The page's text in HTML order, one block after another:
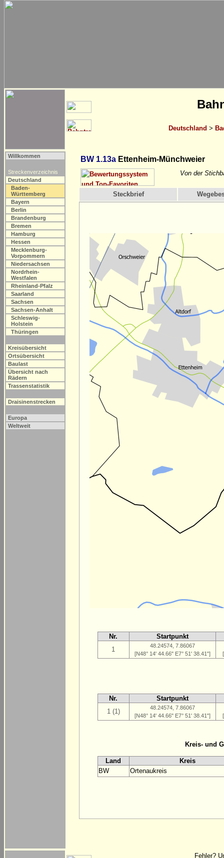
Deutschland >
Willkommen
Streckenverzeichnis
Deutschland
Baden-
Württemberg
Bayern
Berlin
Brandenburg
Bremen
Hamburg
Hessen
Mecklenburg-
Vorpommern
Niedersachsen
Nordrhein-
Westfalen
Rheinland-Pfalz
Saarland
Sachsen
Sachsen-Anhalt
Schleswig-
Holstein
Thüringen
Kreisübersicht
Ortsübersicht
Baulast
Übersicht nach
Rädern
Trassenstatistik
Draisinenstrecken
Europa
Weltweit
BW 1.13a Ettenheim-Münchweier
Von der
Steckbrief
Nr.
Startpunkt
1
48.24574, 7.86067
[N48° 14' 44.66" E7° 51' 38.41"]
Nr.
Startpunkt
1 (1)
48.24574, 7.86067
[N48° 14' 44.66" E7° 51' 38.41"]
Kreis- und
Land
Kreis
BW
Ortenaukreis
Fehler?